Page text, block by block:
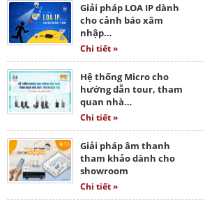
Giải pháp LOA IP dành
cho cảnh báo xâm
nhập…
Chi tiết »
Hệ thống Micro cho
hướng dẫn tour, tham
quan nhà…
Chi tiết »
Giải pháp âm thanh
tham khảo dành cho
showroom
Chi tiết »